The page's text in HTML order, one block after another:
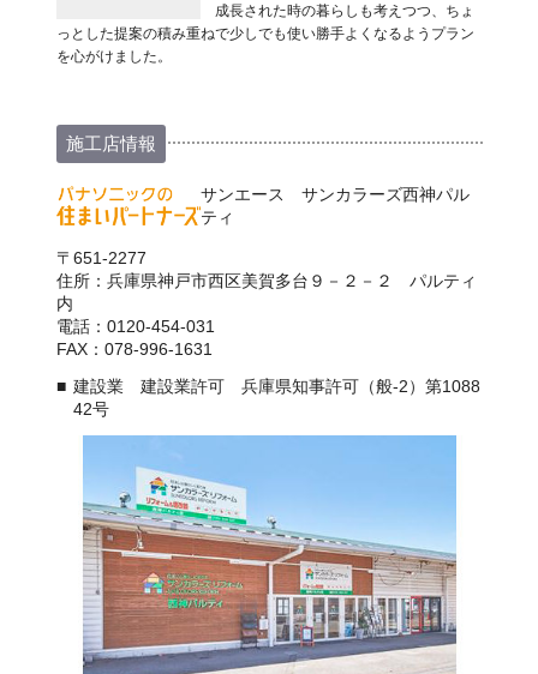
成長された時の暮らしも考えつつ、ちょ
っとした提案の積み重ねで少しでも使い勝手よくなるようプラン
を心がけました。
施工店情報
サンエース サンカラーズ西神パル
ティ
〒651-2277
住所：兵庫県神戸市西区美賀多台９－２－２ パルティ
内
電話：0120-454-031
FAX：078-996-1631
建設業 建設業許可 兵庫県知事許可（般-2）第1088
42号